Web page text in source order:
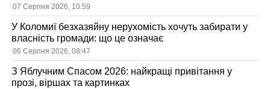
07 Серпня 2026, 10:59
У Коломиї безхазяйну нерухомість хочуть забирати у
власність громади: що це означає
06 Серпня 2026, 08:47
З Яблучним Спасом 2026: найкращі привітання у
прозі, віршах та картинках